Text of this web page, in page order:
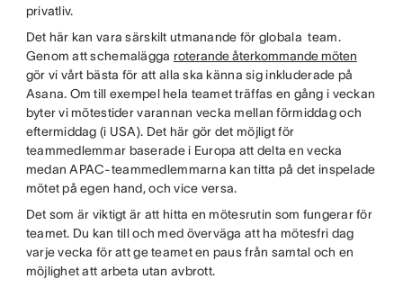
privatliv.
Det här kan vara särskilt utmanande för globala team.
Genom att schemalägga roterande återkommande möten
gör vi vårt bästa för att alla ska känna sig inkluderade på
Asana. Om till exempel hela teamet träffas en gång i veckan
byter vi mötestider varannan vecka mellan förmiddag och
eftermiddag (i USA). Det här gör det möjligt för
teammedlemmar baserade i Europa att delta en vecka
medan APAC-teammedlemmarna kan titta på det inspelade
mötet på egen hand, och vice versa.
Det som är viktigt är att hitta en mötesrutin som fungerar för
teamet. Du kan till och med överväga att ha mötesfri dag
varje vecka för att ge teamet en paus från samtal och en
möjlighet att arbeta utan avbrott.